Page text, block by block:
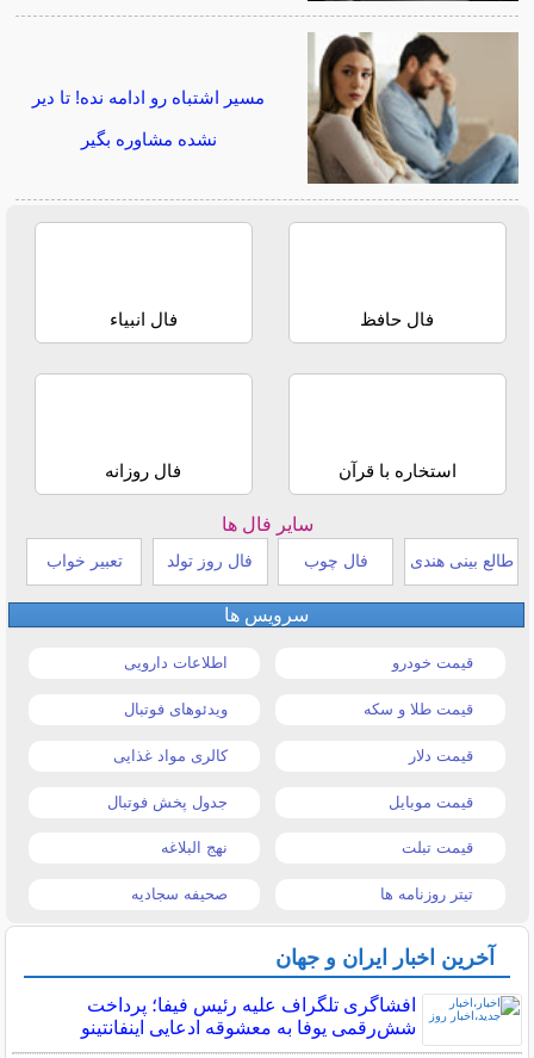
مسیر اشتباه رو ادامه نده! تا دیر
نشده مشاوره بگیر
فال حافظ فال انبیاء
استخاره با قرآن فال روزانه
سایر فال ها
طالع بینی هندی فال چوب فال روز تولد تعبیر خواب
سرویس ها
قیمت خودرو اطلاعات دارویی
قیمت طلا و سکه ویدئوهای فوتبال
قیمت دلار کالری مواد غذایی
قیمت موبایل جدول پخش فوتبال
قیمت تبلت نهج البلاغه
تیتر روزنامه ها صحیفه سجادیه
آخرین اخبار ایران و جهان
افشاگری تلگراف علیه رئیس فیفا؛ پرداخت
شش‌رقمی یوفا به معشوقه ادعایی اینفانتینو